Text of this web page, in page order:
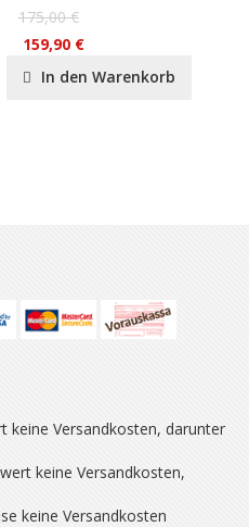
175,00 €
159,90 €
In den Warenkorb
keine Versandkosten, darunter
keine Versandkosten,
keine Versandkosten